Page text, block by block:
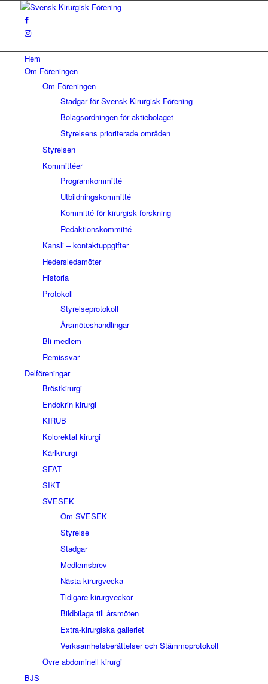
Hem
Om Föreningen
Om Föreningen
Stadgar för Svensk Kirurgisk Förening
Bolagsordningen för aktiebolaget
Styrelsens prioriterade områden
Styrelsen
Kommittéer
Programkommitté
Utbildningskommitté
Kommitté för kirurgisk forskning
Redaktionskommitté
Kansli – kontaktuppgifter
Hedersledamöter
Historia
Protokoll
Styrelseprotokoll
Årsmöteshandlingar
Bli medlem
Remissvar
Delföreningar
Bröstkirurgi
Endokrin kirurgi
KIRUB
Kolorektal kirurgi
Kärlkirurgi
SFAT
SIKT
SVESEK
Om SVESEK
Styrelse
Stadgar
Medlemsbrev
Nästa kirurgvecka
Tidigare kirurgveckor
Bildbilaga till årsmöten
Extra-kirurgiska galleriet
Verksamhetsberättelser och Stämmoprotokoll
Övre abdominell kirurgi
BJS